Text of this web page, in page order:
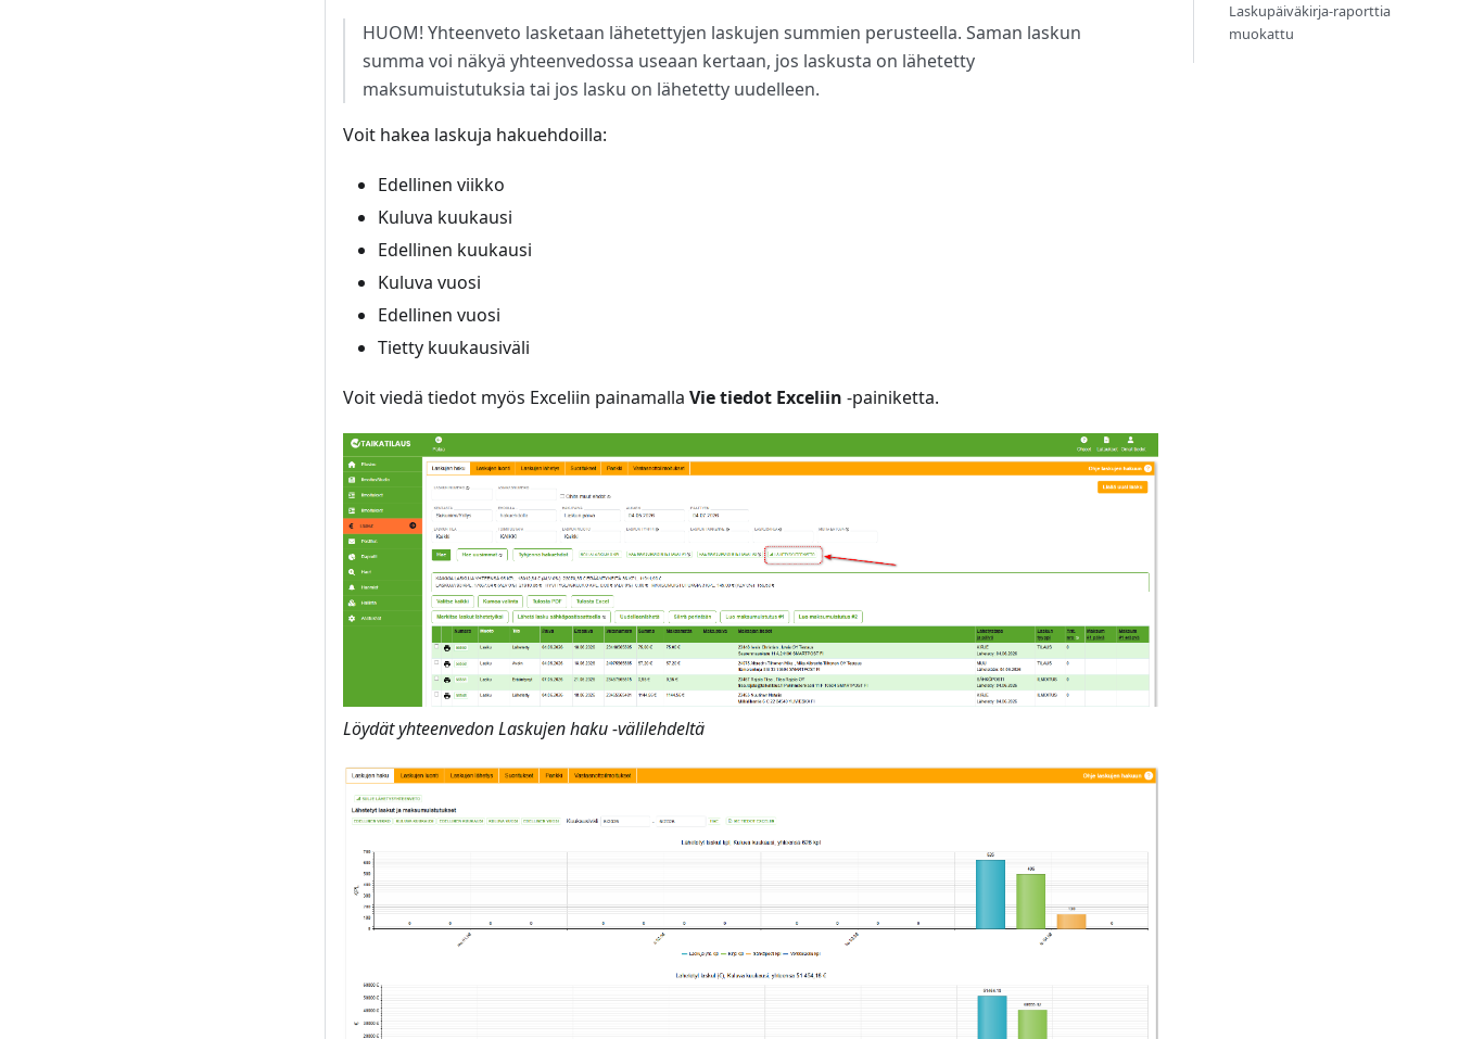
HUOM! Yhteenveto lasketaan lähetettyjen laskujen summien perusteella. Saman laskun
summa voi näkyä yhteenvedossa useaan kertaan, jos laskusta on lähetetty
maksumuistutuksia tai jos lasku on lähetetty uudelleen.
Voit hakea laskuja hakuehdoilla:
Edellinen viikko
Kuluva kuukausi
Edellinen kuukausi
Kuluva vuosi
Edellinen vuosi
Tietty kuukausiväli
Voit viedä tiedot myös Exceliin painamalla Vie tiedot Exceliin -painiketta.
Löydät yhteenvedon Laskujen haku -välilehdeltä
Laskupäiväkirja-raporttia
muokattu